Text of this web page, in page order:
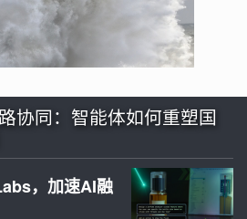
协同：智能体如何重塑国
，加速AI融